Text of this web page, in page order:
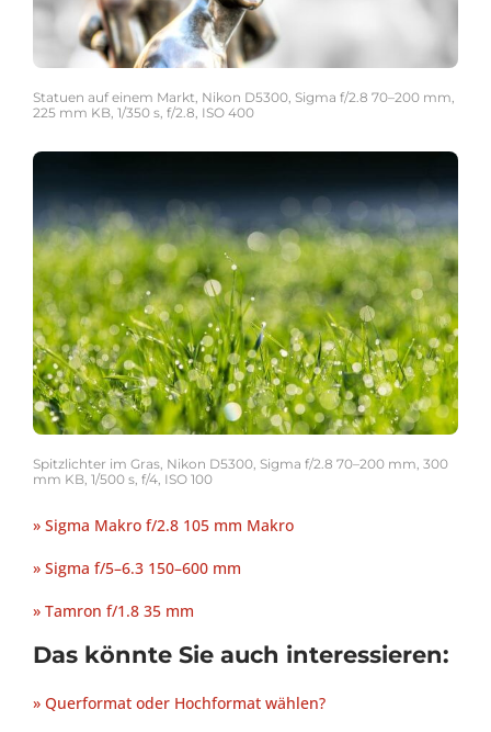
Statuen auf einem Markt, Nikon D5300, Sigma f/2.8 70–200 mm,
225 mm KB, 1/350 s, f/2.8, ISO 400
Spitzlichter im Gras, Nikon D5300, Sigma f/2.8 70–200 mm, 300
mm KB, 1/500 s, f/4, ISO 100
» Sigma Makro f/2.8 105 mm Makro
» Sigma f/5–6.3 150–600 mm
» Tamron f/1.8 35 mm
Das könnte Sie auch interessieren:
» Querformat oder Hochformat wählen?